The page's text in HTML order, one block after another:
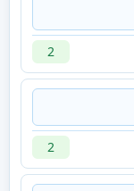
2
2